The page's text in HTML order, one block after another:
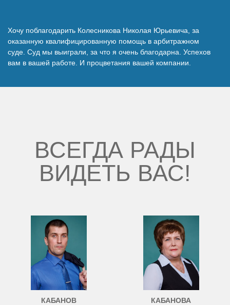
Видео о нас
Хочу поблагодарить Колесникова Николая Юрьевича, за
оказанную квалифицированную помощь в арбитражном
суде. Суд мы выиграли, за что я очень благодарна. Успехов
вам в вашей работе. И процветания вашей компании.
ВСЕГДА РАДЫ
ВИДЕТЬ ВАС!
КАБАНОВ
КАБАНОВА